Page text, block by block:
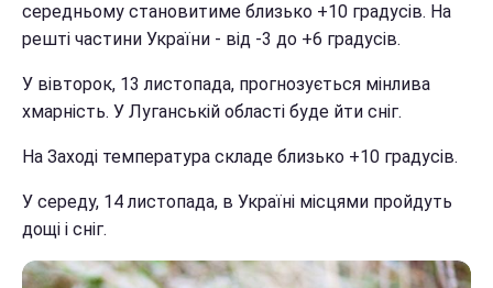
середньому становитиме близько +10 градусів. На
решті частини України - від -3 до +6 градусів.
У вівторок, 13 листопада, прогнозується мінлива
хмарність. У Луганській області буде йти сніг.
На Заході температура складе близько +10 градусів.
У середу, 14 листопада, в Україні місцями пройдуть
дощі і сніг.